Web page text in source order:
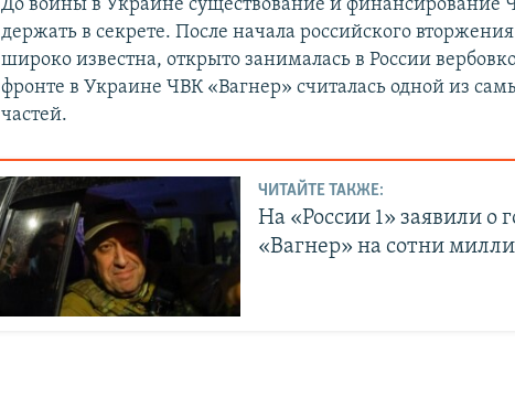
До войны в Украине существование и финансирование
держать в секрете. После начала российского
широко известна, открыто занималась в России
фронте в Украине ЧВК «Вагнер» считалась одной из
частей.
ЧИТАЙТЕ ТАКЖЕ:
На «России 1» заявили о
«Вагнер» на сотни